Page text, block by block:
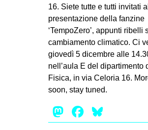
ESTREMO ORIENTE
EUROPA
MEDIO ORIENTE
MONDO
in
16. Siete tutte e tutti invitati
presentazione della fanzine
‘TempoZero’, appunti ribelli
cambiamento climatico. Ci
giovedì 5 dicembre alle
nell’aula E del dipartimento
Fisica, in via Celoria 16.
soon, stay tuned.
Mastodon
Facebook